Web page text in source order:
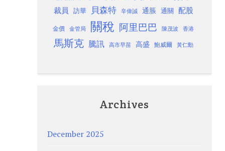
裁員 訪華 貝森特 辛偉誠 通脹 通關 配股
金價 金管局 關稅 阿里巴巴 陳茂波 香港
馬斯克 騰訊 高市早苗 高盛 鮑威爾 黃仁勳
Archives
December 2025